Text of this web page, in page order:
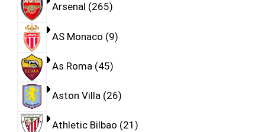
Arsenal 265
AS Monaco 9
As Roma 45
Aston Villa 26
Athletic Bilbao 21